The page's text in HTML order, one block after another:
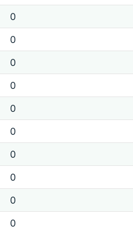
0
0
0
0
0
0
0
0
0
0